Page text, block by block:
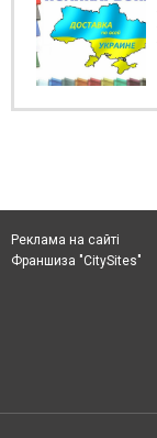
Реклама на сайті
Франшиза "CitySites"